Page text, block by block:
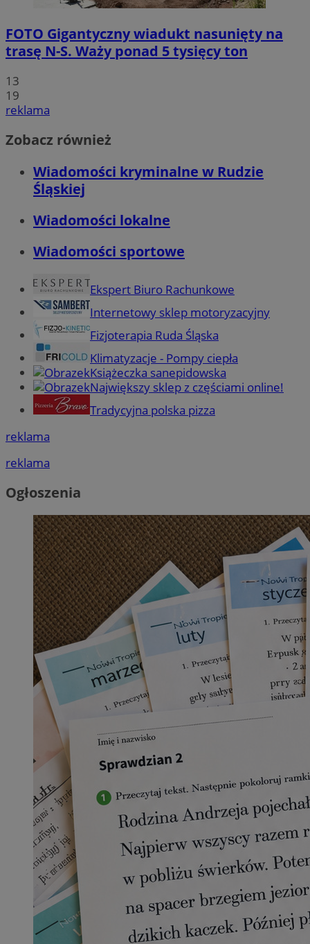
FOTO Gigantyczny wiadukt nasunięty na
trasę N-S. Waży ponad 5 tysięcy ton
13
19
reklama
Zobacz również
Wiadomości kryminalne w Rudzie
Śląskiej
Wiadomości lokalne
Wiadomości sportowe
Ekspert Biuro Rachunkowe
Internetowy sklep motoryzacyjny
Fizjoterapia Ruda Śląska
Klimatyzacje - Pompy ciepła
Książeczka sanepidowska
Największy sklep z częściami online!
Tradycyjna polska pizza
reklama
reklama
Ogłoszenia